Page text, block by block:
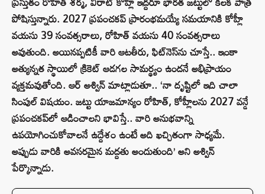
పోషిస్తున్నారు. 2027 ప్రపంచకప్ ప్రారంభమయ్యే సమయానికి కోహ్లీ
వయసు 39 సంవత్సరాలు, రోహిత్ వయసు 40 సంవత్సరాలు
అవుతుంది. అయినప్పటికీ వారి ఆటతీరు, ఫిట్‌నెస్‌ను చూస్తే.. ఇంకా
అత్యున్నత స్థాయిలో క్రికెట్ ఆడగల సామర్థ్యం ఉందనే అభిప్రాయం
వ్యక్తమవుతోంది. ఆర్ అశ్విన్ మాట్లాడుతూ.. ‘నా దృష్టిలో ఇది చాలా
సింపుల్ విషయం. జట్టు యాజమాన్యం రోహిత్, కోహ్లీలను 2027 వన్డే
ప్రపంచకప్‌లో ఆడించాలని భావిస్తే.. వారి అనుభవాన్ని
ఉపయోగించుకోవాలనే ఉద్దేశం ఉంటే అది ఖచ్చితంగా సాధ్యమే.
అప్పుడు వారికి అవసరమైన మద్దతు అందుతుంది’ అని అశ్విన్
పేర్కొన్నాడు.